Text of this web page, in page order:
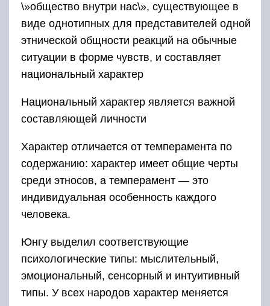
\»общество внутри нас\», существующее в
виде однотипных для представителей одной
этнической общности реакций на обычные
ситуации в форме чувств, и составляет
национальный характер
Национальный характер является важной
составляющей личности
Характер отличается от темперамента по
содержанию: характер имеет общие черты
среди этносов, а темперамент — это
индивидуальная особенность каждого
человека.
Юнгу выделил соответствующие
психологические типы: мыслительный,
эмоциональный, сенсорный и интуитивный
типы. У всех народов характер меняется